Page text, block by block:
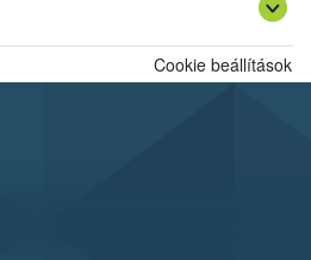
Cookie beállítások